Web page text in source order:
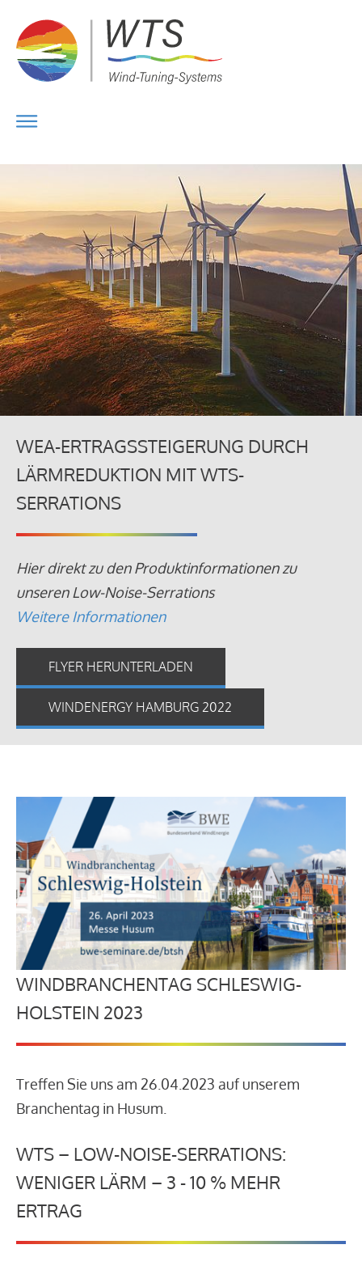
WEA-ERTRAGSSTEIGERUNG DURCH
LÄRMREDUKTION MIT WTS-
SERRATIONS
Hier direkt zu den Produktinformationen zu
unseren Low-Noise-Serrations
Weitere Informationen
FLYER HERUNTERLADEN
WINDENERGY HAMBURG 2022
WINDBRANCHENTAG SCHLESWIG-
HOLSTEIN 2023
Treffen Sie uns am 26.04.2023 auf unserem
Branchentag in Husum.
WTS – LOW-NOISE-SERRATIONS:
WENIGER LÄRM – 3 - 10 % MEHR
ERTRAG